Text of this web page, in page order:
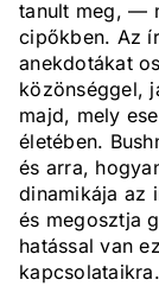
tanult meg, —
cipőkben. Az
anekdotákat
közönséggel,
majd, mely
életében.
és arra,
dinamikája az
és megosztja
hatással van
kapcsolataikra.